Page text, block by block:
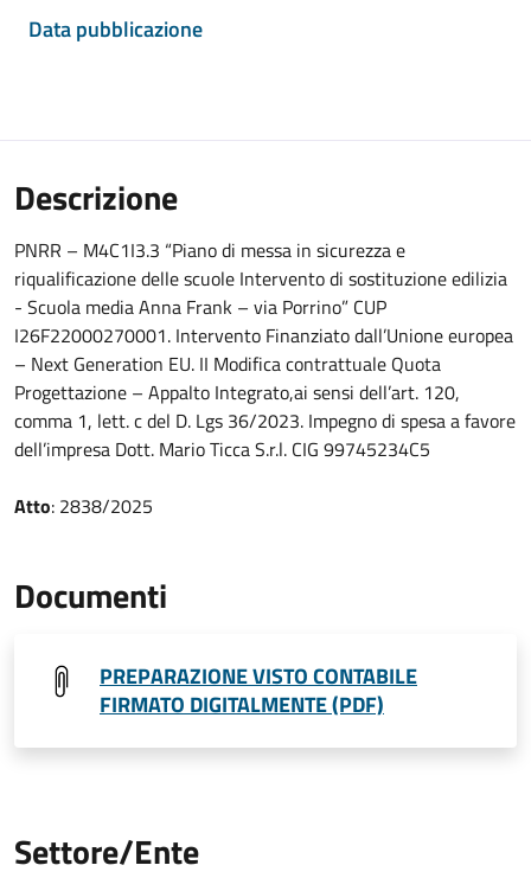
Data pubblicazione
Descrizione
PNRR – M4C1I3.3 “Piano di messa in sicurezza e
riqualificazione delle scuole Intervento di sostituzione edilizia
- Scuola media Anna Frank – via Porrino” CUP
I26F22000270001. Intervento Finanziato dall’Unione europea
– Next Generation EU. II Modifica contrattuale Quota
Progettazione – Appalto Integrato,ai sensi dell’art. 120,
comma 1, lett. c del D. Lgs 36/2023. Impegno di spesa a favore
dell’impresa Dott. Mario Ticca S.r.l. CIG 99745234C5
Atto: 2838/2025
Documenti
PREPARAZIONE VISTO CONTABILE
FIRMATO DIGITALMENTE (PDF)
Settore/Ente